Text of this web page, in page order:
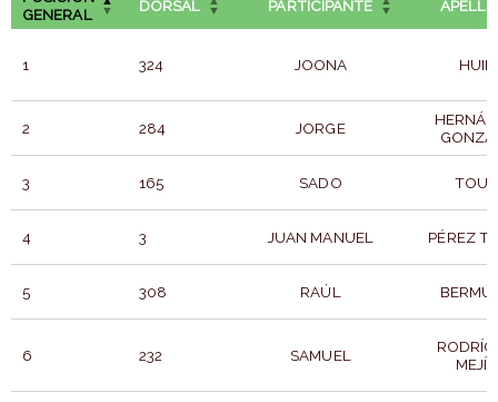
GENERAL
DORSAL PARTICIPANTE
1 324 JOONA
2 284 JORGE
3 165 SADO
4 3 JUAN MANUEL PÉREZ
5 308 RAÚL
6 232 SAMUEL